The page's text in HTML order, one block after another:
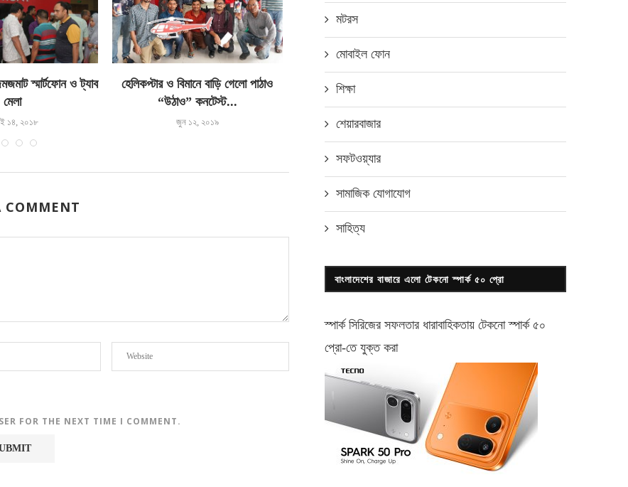
স্মার্টফোন ও ট্যাব
মেলা
১৪, ২০১৮
হেলিকপ্টার ও বিমানে বাড়ি গেলো পাঠাও
“উঠাও” কনটেস্ট...
জুন ১২, ২০১৯
COMMENT
FOR THE NEXT TIME I COMMENT.
মটরস
মোবাইল ফোন
শিক্ষা
শেয়ারবাজার
সফটওয়্যার
সামাজিক যোগাযোগ
সাহিত্য
বাংলাদেশের বাজারে এলো টেকনো স্পার্ক ৫০ প্রো
স্পার্ক সিরিজের সফলতার ধারাবাহিকতায় টেকনোস্পার্ক ৫০
প্রো-তে যুক্ত করা